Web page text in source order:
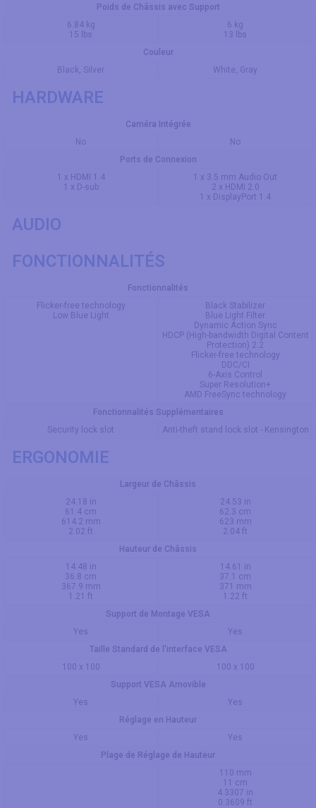
Poids de Châssis avec Support
6.84 kg
15 lbs
6 kg
13 lbs
Couleur
Black, Silver
White, Gray
HARDWARE
Caméra Intégrée
No
No
Ports de Connexion
1 x HDMI 1.4
1 x D-sub
1 x 3.5 mm Audio Out
2 x HDMI 2.0
1 x DisplayPort 1.4
AUDIO
FONCTIONNALITÉS
Fonctionnalités
Flicker-free technology
Low Blue Light
Black Stabilizer
Blue Light Filter
Dynamic Action Sync
HDCP (High-bandwidth Digital Content
Protection) 2.2
Flicker-free technology
DDC/CI
6-Axis Control
Super Resolution+
AMD FreeSync technology
Fonctionnalités Supplémentaires
Security lock slot
Anti-theft stand lock slot - Kensington
ERGONOMIE
Largeur de Châssis
24.18 in
61.4 cm
614.2 mm
2.02 ft
24.53 in
62.3 cm
623 mm
2.04 ft
Hauteur de Châssis
14.48 in
36.8 cm
367.9 mm
1.21 ft
14.61 in
37.1 cm
371 mm
1.22 ft
Support de Montage VESA
Yes
Yes
Taille Standard de l'interface VESA
100 x 100
100 x 100
Support VESA Amovible
Yes
Yes
Réglage en Hauteur
Yes
Yes
Plage de Réglage de Hauteur
110 mm
11 cm
4.3307 in
0.3609 ft